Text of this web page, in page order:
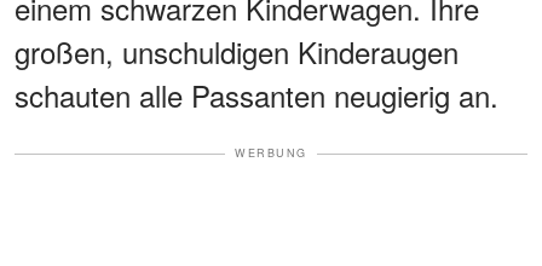
großen, unschuldigen Kinderaugen
schauten alle Passanten neugierig an.
WERBUNG